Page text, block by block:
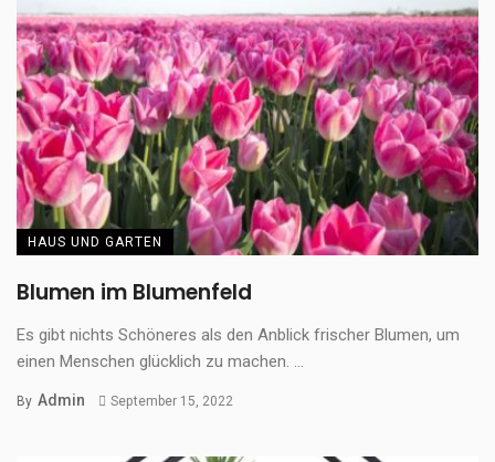
HAUS UND GARTEN
Blumen im Blumenfeld
Es gibt nichts Schöneres als den Anblick frischer Blumen, um
einen Menschen glücklich zu machen. ...
By Admin September 15, 2022